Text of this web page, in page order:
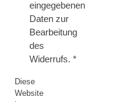
eingegebenen
Daten zur
Bearbeitung
des
Widerrufs.
Diese
Website